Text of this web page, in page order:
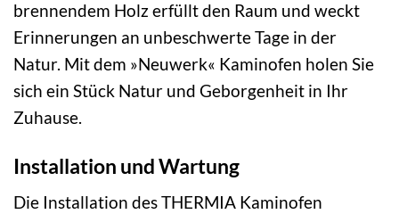
brennendem Holz erfüllt den Raum und weckt
Erinnerungen an unbeschwerte Tage in der
Natur. Mit dem »Neuwerk« Kaminofen holen Sie
sich ein Stück Natur und Geborgenheit in Ihr
Zuhause.
Installation und Wartung
Die Installation des THERMIA Kaminofen